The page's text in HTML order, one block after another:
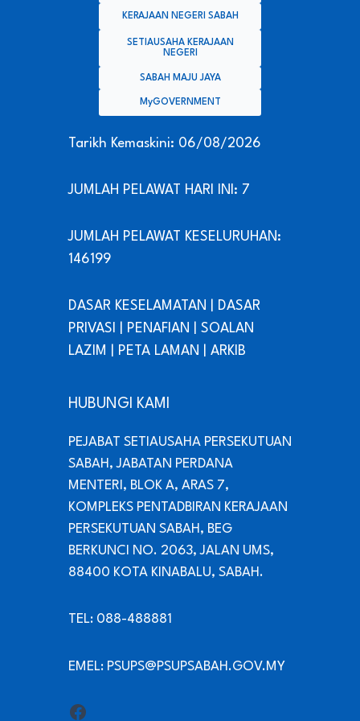
KERAJAAN NEGERI SABAH
SETIAUSAHA KERAJAAN
NEGERI
SABAH MAJU JAYA
MyGOVERNMENT
Tarikh Kemaskini: 06/08/2026
JUMLAH PELAWAT HARI INI: 7
JUMLAH PELAWAT KESELURUHAN:
146199
DASAR KESELAMATAN
DASAR
PRIVASI
PENAFIAN
SOALAN
LAZIM
PETA LAMAN ARKIB
HUBUNGI KAMI
PEJABAT SETIAUSAHA PERSEKUTUAN
SABAH, JABATAN PERDANA
MENTERI, BLOK A, ARAS 7,
KOMPLEKS PENTADBIRAN KERAJAAN
PERSEKUTUAN SABAH, BEG
BERKUNCI NO. 2063, JALAN UMS,
88400 KOTA KINABALU, SABAH.
TEL: 088-488881
EMEL: PSUPS@PSUPSABAH.GOV.MY
Facebook